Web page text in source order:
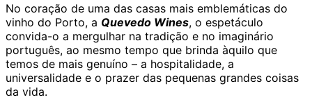
No coração de uma das casas mais emblemáticas do
vinho do Porto, a Quevedo Wines, o espetáculo
convida-o a mergulhar na tradição e no imaginário
português, ao mesmo tempo que brinda àquilo que
temos de mais genuíno – a hospitalidade, a
universalidade e o prazer das pequenas grandes coisas
da vida.